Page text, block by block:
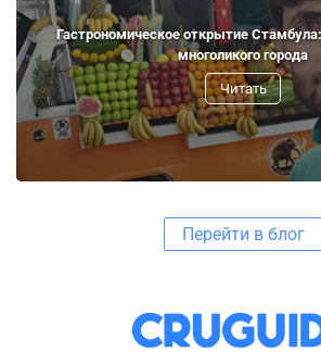
Гастрономическое открытие
многоликого города
Читать
Перейти в блог